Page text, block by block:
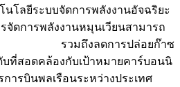
นโลยีระบบจัดการพลังงานอัจฉริยะ
จัดการพลังงานหมุนเวียนสามารถ
รวมถึงลดการปล่อยก๊าซ
ที่สอดคล้องกับเป้าหมายคาร์บอนนิ
ารบินพลเรือนระหว่างประเทศ